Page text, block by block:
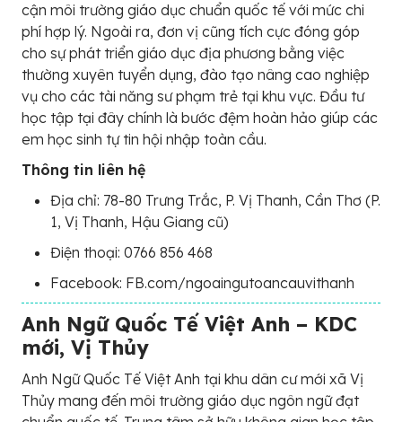
cận môi trường giáo dục chuẩn quốc tế với mức chi
phí hợp lý. Ngoài ra, đơn vị cũng tích cực đóng góp
cho sự phát triển giáo dục địa phương bằng việc
thường xuyên tuyển dụng, đào tạo nâng cao nghiệp
vụ cho các tài năng sư phạm trẻ tại khu vực. Đầu tư
học tập tại đây chính là bước đệm hoàn hảo giúp các
em học sinh tự tin hội nhập toàn cầu.
Thông tin liên hệ
Địa chỉ: 78-80 Trưng Trắc, P. Vị Thanh, Cần Thơ (P.
1, Vị Thanh, Hậu Giang cũ)
Điện thoại: 0766 856 468
Facebook: FB.com/ngoaingutoancauvithanh
Anh Ngữ Quốc Tế Việt Anh – KDC
mới, Vị Thủy
Anh Ngữ Quốc Tế Việt Anh tại khu dân cư mới xã Vị
Thủy mang đến môi trường giáo dục ngôn ngữ đạt